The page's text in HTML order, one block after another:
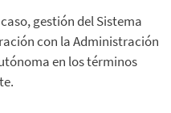
gestión del Sistema
con la Administración
en los términos